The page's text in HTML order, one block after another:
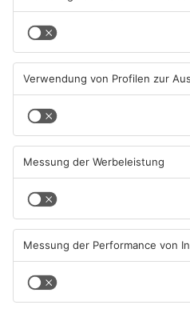
Ausstellung in Bruchköbel
zum Thema "Wasser im
Klimawandel"
07.08.2026, 05:00 UHR IN MAIN-
KINZIG-KREIS